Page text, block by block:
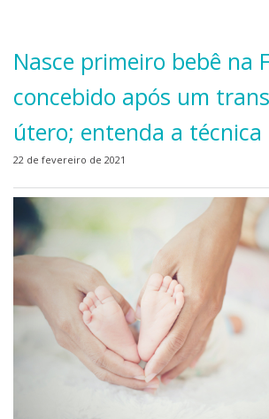
Nasce primeiro bebê na
concebido após um
útero; entenda a técnica
22 de fevereiro de 2021